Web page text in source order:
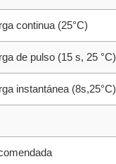
continua (25°C)
de pulso (15 s, 25 °C)
instantánea (8s,25°C)